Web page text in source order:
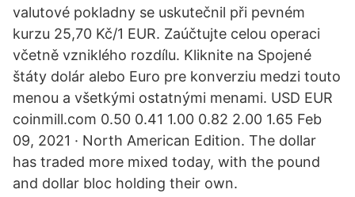
valutové pokladny se uskutečnil při pevném
kurzu 25,70 Kč/1 EUR. Zaúčtujte celou operaci
včetně vzniklého rozdílu. Kliknite na Spojené
štáty dolár alebo Euro pre konverziu medzi touto
menou a všetkými ostatnými menami. USD EUR
coinmill.com 0.50 0.41 1.00 0.82 2.00 1.65 Feb
09, 2021 · North American Edition. The dollar
has traded more mixed today, with the pound
and dollar bloc holding their own.